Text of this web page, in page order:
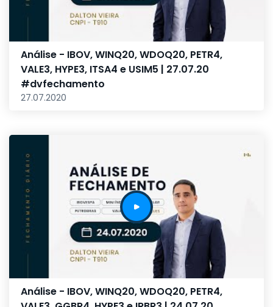
Análise - IBOV, WINQ20, WDOQ20, PETR4,
VALE3, HYPE3, ITSA4 e USIM5 | 27.07.20
#dvfechamento
27.07.2020
Análise - IBOV, WINQ20, WDOQ20, PETR4,